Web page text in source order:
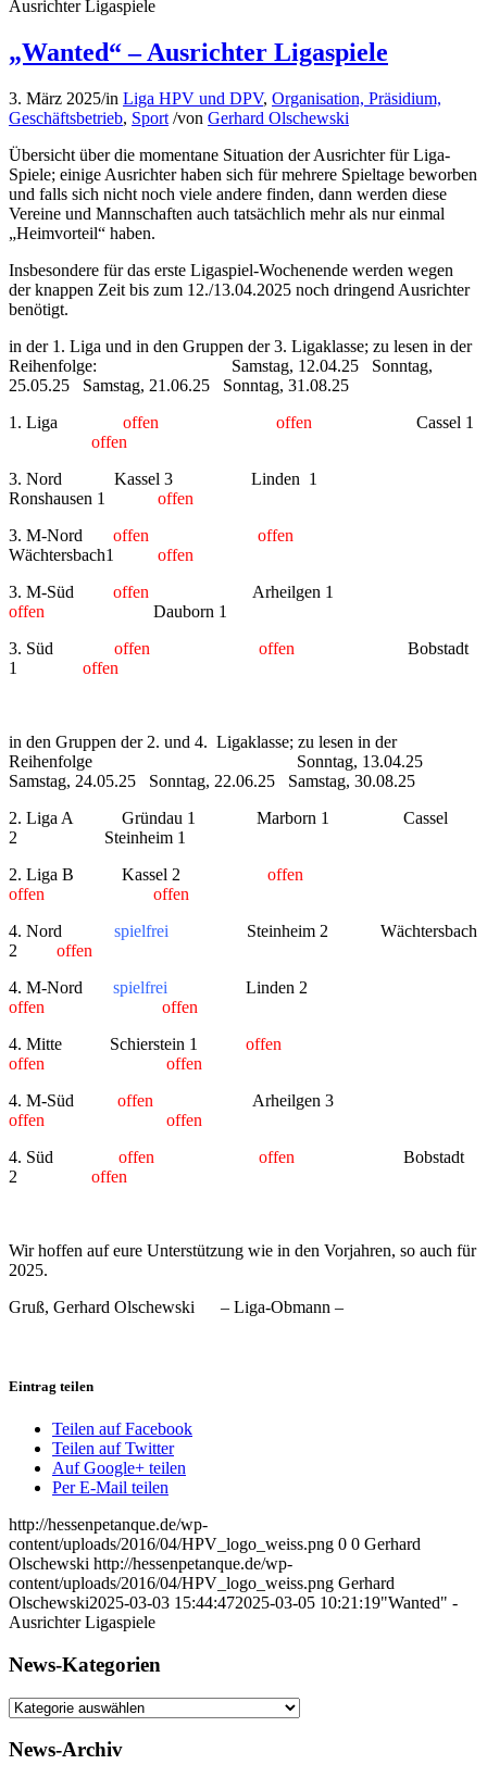
Ausrichter Ligaspiele
„Wanted“ – Ausrichter Ligaspiele
3. März 2025/in Liga HPV und DPV, Organisation, Präsidium,
Geschäftsbetrieb, Sport /von Gerhard Olschewski
Übersicht über die momentane Situation der Ausrichter für Liga-
Spiele; einige Ausrichter haben sich für mehrere Spieltage beworben
und falls sich nicht noch viele andere finden, dann werden diese
Vereine und Mannschaften auch tatsächlich mehr als nur einmal
„Heimvorteil“ haben.
Insbesondere für das erste Ligaspiel-Wochenende werden wegen
der knappen Zeit bis zum 12./13.04.2025 noch dringend Ausrichter
benötigt.
in der 1. Liga und in den Gruppen der 3. Ligaklasse; zu lesen in der
Reihenfolge: Samstag, 12.04.25 Sonntag,
25.05.25 Samstag, 21.06.25 Sonntag, 31.08.25
1. Liga
offen offen Cassel 1
offen
3. Nord Kassel 3 Linden 1
Ronshausen 1 offen
3. M-Nord offen offen
Wächtersbach1
offen
3. M-Süd offen Arheilgen 1
offen
Dauborn 1
3. Süd offen offen
Bobstadt
1
offen
in den Gruppen der 2. und 4. Ligaklasse; zu lesen in der
Reihenfolge Sonntag, 13.04.25
Samstag, 24.05.25 Sonntag, 22.06.25 Samstag, 30.08.25
2. Liga A Gründau 1 Marborn 1 Cassel
2 Steinheim 1
2. Liga B Kassel 2
offen
offen offen
4. Nord spielfrei Steinheim 2 Wächtersbach
2 offen
4. M-Nord spielfrei Linden 2
offen offen
4. Mitte Schierstein 1 offen
offen offen
4. M-Süd
offen Arheilgen 3
offen
offen
4. Süd
offen offen
Bobstadt
2 offen
Wir hoffen auf eure Unterstützung wie in den Vorjahren, so auch für
2025.
Gruß, Gerhard Olschewski – Liga-Obmann –
Eintrag teilen
Teilen auf Facebook
Teilen auf Twitter
Auf Google+ teilen
Per E-Mail teilen
http://hessenpetanque.de/wp-
content/uploads/2016/04/HPV_logo_weiss.png 0 0 Gerhard
Olschewski http://hessenpetanque.de/wp-
content/uploads/2016/04/HPV_logo_weiss.png Gerhard
Olschewski2025-03-03 15:44:472025-03-05 10:21:19"Wanted" -
Ausrichter Ligaspiele
News-Kategorien
News-
News-Archiv